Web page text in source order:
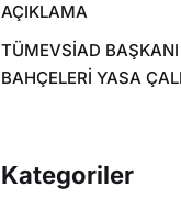
AÇIKLAMA
TÜMEVSİAD
BAHÇELERİ YASA
Kategoriler